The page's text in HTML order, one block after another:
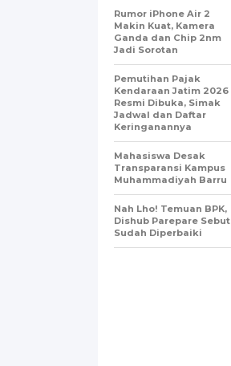
Rumor iPhone Air 2
Makin Kuat, Kamera
Ganda dan Chip 2nm
Jadi Sorotan
Pemutihan Pajak
Kendaraan Jatim 2026
Resmi Dibuka, Simak
Jadwal dan Daftar
Keringanannya
Mahasiswa Desak
Transparansi Kampus
Muhammadiyah Barru
Nah Lho! Temuan BPK,
Dishub Parepare Sebut
Sudah Diperbaiki